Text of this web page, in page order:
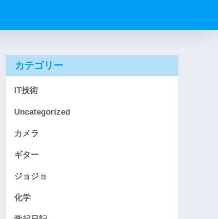
カテゴリー
IT技術
Uncategorized
カメラ
ギター
ジョジョ
化学